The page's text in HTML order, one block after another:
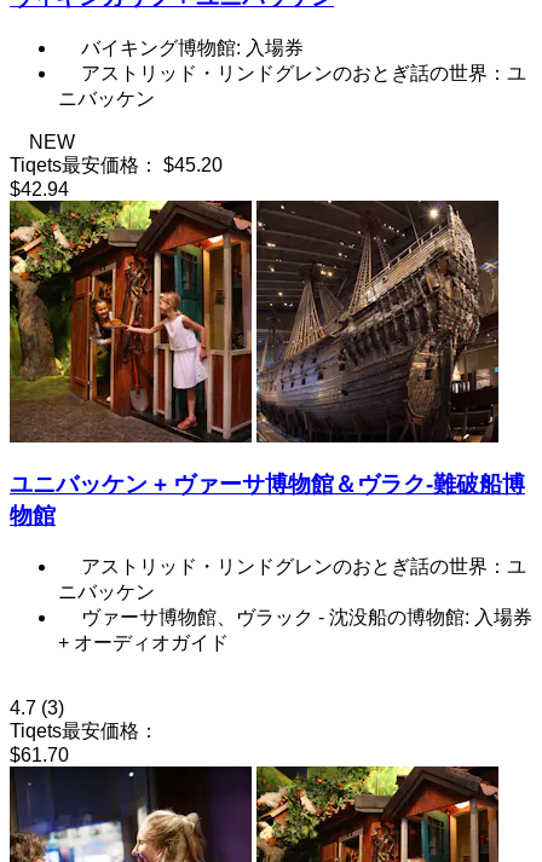
バイキング博物館: 入場券
アストリッド・リンドグレンのおとぎ話の世界：ユ
ニバッケン
NEW
Tiqets最安価格：
$45.20
$42.94
ユニバッケン + ヴァーサ博物館＆ヴラク-難破船博
物館
アストリッド・リンドグレンのおとぎ話の世界：ユ
ニバッケン
ヴァーサ博物館、ヴラック - 沈没船の博物館: 入場券
+ オーディオガイド
4.7 (3)
Tiqets最安価格：
$61.70